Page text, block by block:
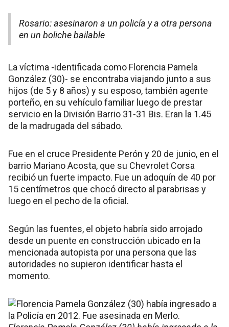
Rosario: asesinaron a un policía y a otra persona
en un boliche bailable
La víctima -identificada como Florencia Pamela
González (30)- se encontraba viajando junto a sus
hijos (de 5 y 8 años) y su esposo, también agente
porteño, en su vehículo familiar luego de prestar
servicio en la División Barrio 31-31 Bis. Eran la 1.45
de la madrugada del sábado.
Fue en el cruce Presidente Perón y 20 de junio, en el
barrio Mariano Acosta, que su Chevrolet Corsa
recibió un fuerte impacto. Fue un adoquín de 40 por
15 centímetros que chocó directo al parabrisas y
luego en el pecho de la oficial.
Según las fuentes, el objeto habría sido arrojado
desde un puente en construcción ubicado en la
mencionada autopista por una persona que las
autoridades no supieron identificar hasta el
momento.